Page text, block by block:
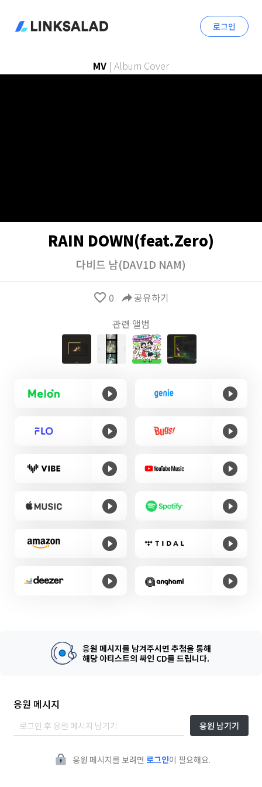
로그인
MV | Album Cover
RAIN DOWN(feat.Zero)
다비드 남(DAV1D NAM)
favorite_border 0 reply공유하기
관련 앨범
응원 메시지를 남겨주시면 추첨을 통해
해당 아티스트의 싸인 CD를 드립니다.
응원 메시지
응원 남기기
응원 메시지를 보려면 로그인이 필요해요.